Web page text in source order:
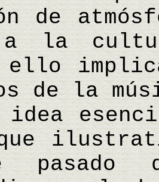
de
a la
ello
de la
pasado